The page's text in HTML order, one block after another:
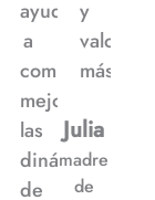
ayudó
a
comprender
mejor
las
dinámicas
de
y
más”
Julia
madre
de